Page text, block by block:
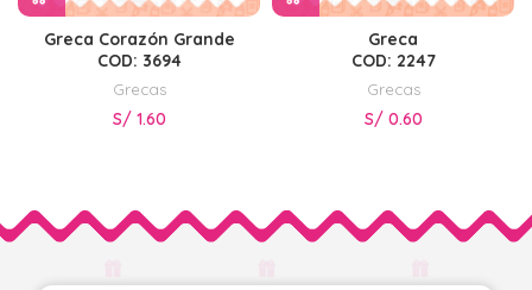
Greca Corazón Grande
COD: 3694
Grecas
S/ 1.60
Greca
COD: 2247
Grecas
S/ 0.60